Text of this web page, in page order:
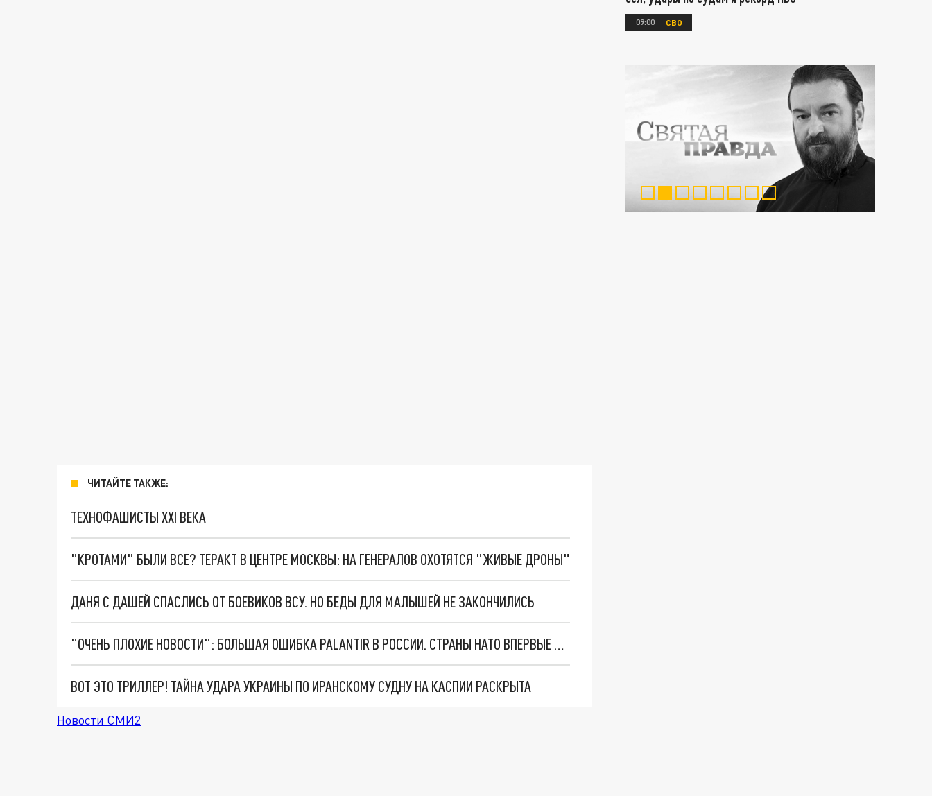
ЧИТАЙТЕ ТАКЖЕ:
ТЕХНОФАШИСТЫ XXI ВЕКА
"КРОТАМИ" БЫЛИ ВСЕ? ТЕРАКТ В ЦЕНТРЕ МОСКВЫ: НА ГЕНЕРАЛОВ ОХОТЯТСЯ "ЖИВЫЕ ДРОНЫ"
ДАНЯ С ДАШЕЙ СПАСЛИСЬ ОТ БОЕВИКОВ ВСУ. НО БЕДЫ ДЛЯ МАЛЫШЕЙ НЕ ЗАКОНЧИЛИСЬ
"ОЧЕНЬ ПЛОХИЕ НОВОСТИ": БОЛЬШАЯ ОШИБКА PALANTIR В РОССИИ. СТРАНЫ НАТО ВПЕРВЫЕ ЗА СВО ОСТАНОВИЛИ ПОСТАВКИ ОРУЖИЯ. ВСУ ТЕРЯЮТ ПРИГРАНИЧЬЕ?
ВОТ ЭТО ТРИЛЛЕР! ТАЙНА УДАРА УКРАИНЫ ПО ИРАНСКОМУ СУДНУ НА КАСПИИ РАСКРЫТА
Новости СМИ2
09:00 СВО